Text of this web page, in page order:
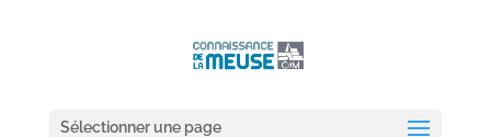
Sélectionner une page